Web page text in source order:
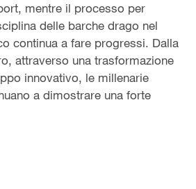
mentre il processo per
delle barche drago nel
continua a fare progressi. Dalla
attraverso una trasformazione
innovativo, le millenarie
a dimostrare una forte